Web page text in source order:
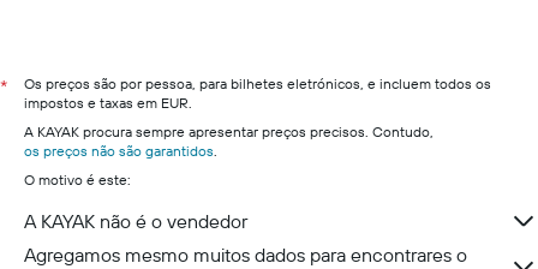
*
Os preços são por pessoa, para bilhetes eletrónicos, e incluem todos os
impostos e taxas em EUR.
A KAYAK procura sempre apresentar preços precisos. Contudo,
os preços não são garantidos.
O motivo é este:
A KAYAK não é o vendedor
Agregamos mesmo muitos dados para encontrares o